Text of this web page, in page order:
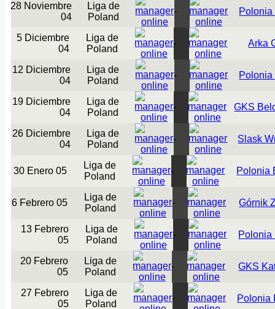
28 Noviembre
04
Liga de
Poland
- Polonia
5 Diciembre
04
Liga de
Poland
- Arka
12 Diciembre
04
Liga de
Poland
- Polonia
19 Diciembre
04
Liga de
Poland
- GKS
26 Diciembre
04
Liga de
Poland
- Slask
30 Enero 05
Liga de
Poland
- Polonia
6 Febrero 05
Liga de
Poland
- Górnik
13 Febrero
05
Liga de
Poland
- Polonia
20 Febrero
05
Liga de
Poland
- GKS
27 Febrero
05
Liga de
Poland
- Polonia